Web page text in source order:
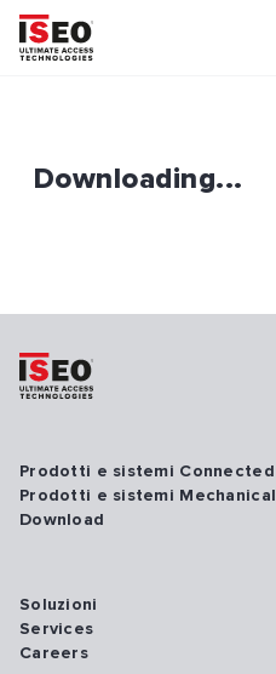
Downloading...
Prodotti e sistemi Connected
Prodotti e sistemi Mechanical
Download
Soluzioni
Services
Careers